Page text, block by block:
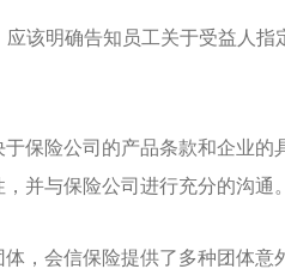
该明确告知员工关于受益人指
保险公司的产品条款和企业的
并与保险公司进行充分的沟通。
，会信保险提供了多种团体意